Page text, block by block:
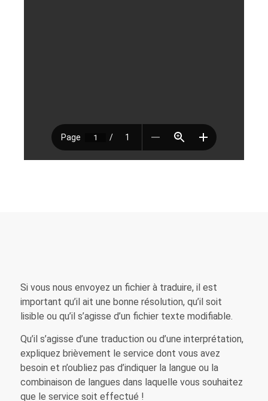
Si vous nous envoyez un fichier à traduire, il est
important qu’il ait une bonne résolution, qu’il soit
lisible ou qu’il s’agisse d’un fichier texte modifiable.
Qu’il s’agisse d’une traduction ou d’une interprétation,
expliquez brièvement le service dont vous avez
besoin et n’oubliez pas d’indiquer la langue ou la
combinaison de langues dans laquelle vous souhaitez
que le service soit effectué !